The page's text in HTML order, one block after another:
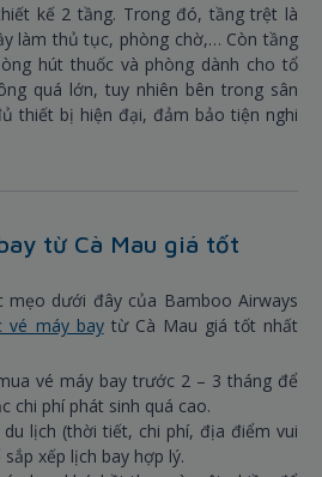
kế 2 tầng. Trong đó, tầng trệt là
làm thủ tục, phòng chờ,… Còn tầng
hút thuốc và phòng dành cho tổ
quá lớn, tuy nhiên bên trong sân
thiết bị hiện đại, đảm bảo tiện nghi
từ Cà Mau giá tốt
mẹo dưới đây của Bamboo Airways
vé máy baytừ Cà Mau giá tốt nhất
vé máy bay trước 2 – 3 tháng để
chi phí phát sinh quá cao.
lịch (thời tiết, chi phí, địa điểm vui
xếp lịch bay hợp lý.